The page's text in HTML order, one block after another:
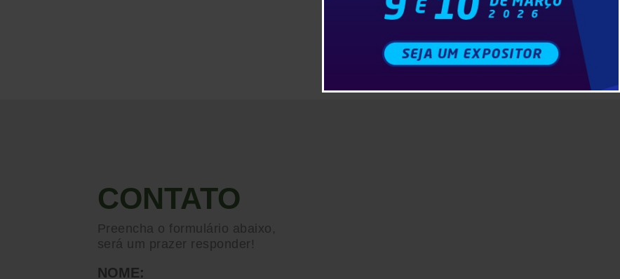
CONTATO
Preencha o formulário abaixo,
será um prazer responder!
NOME: